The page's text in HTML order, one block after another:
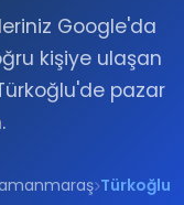
Google'da
kişiye ulaşan
pazar
Türkoğlu